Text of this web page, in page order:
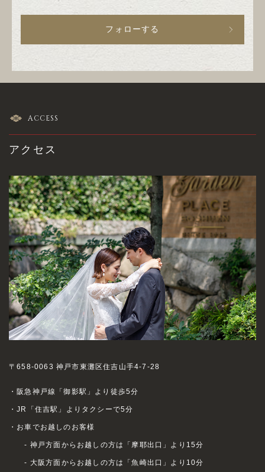
フォローする
ACCESS
アクセス
〒658-0063 神戸市東灘区住吉山手4-7-28
・阪急神戸線「御影駅」より徒歩5分
・JR「住吉駅」よりタクシーで5分
・お車でお越しのお客様
- 神戸方面からお越しの方は「摩耶出口」より15分
- 大阪方面からお越しの方は「魚崎出口」より10分